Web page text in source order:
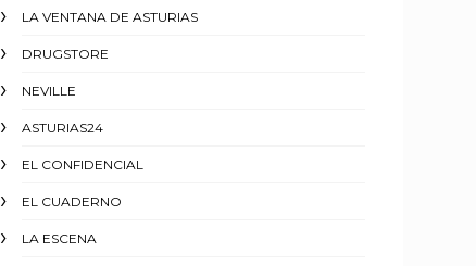
LA VENTANA DE ASTURIAS
DRUGSTORE
NEVILLE
ASTURIAS24
EL CONFIDENCIAL
EL CUADERNO
LA ESCENA